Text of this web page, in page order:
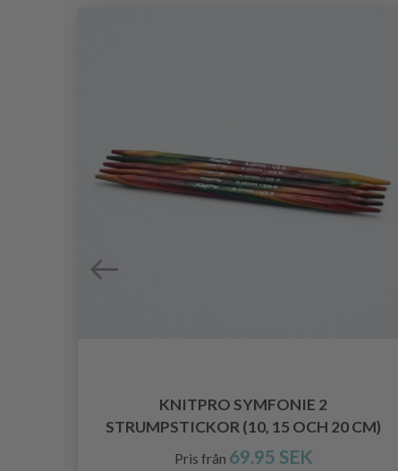
KNITPRO SYMFONIE 2
STRUMPSTICKOR (10, 15 OCH 20 CM)
Pris från 69.95 SEK